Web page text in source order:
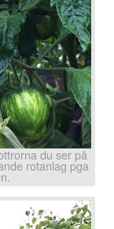
du ser på
rotanlag pga